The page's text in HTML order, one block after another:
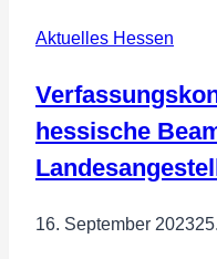
Hartmann
Handeln
Aktuelles Hessen
hessische
16. September 2023